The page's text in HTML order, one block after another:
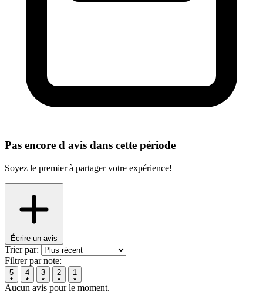
Pas encore d avis dans cette période
Soyez le premier à partager votre expérience!
Écrire un avis
Trier par:
Filtrer par note:
5 4 3 2 1
Aucun avis pour le moment.